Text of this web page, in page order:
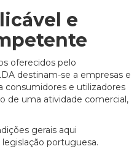
e
oferecidos pelo
destinam-se a empresas e
consumidores e utilizadores
de uma atividade comercial,
gerais aqui
portuguesa.